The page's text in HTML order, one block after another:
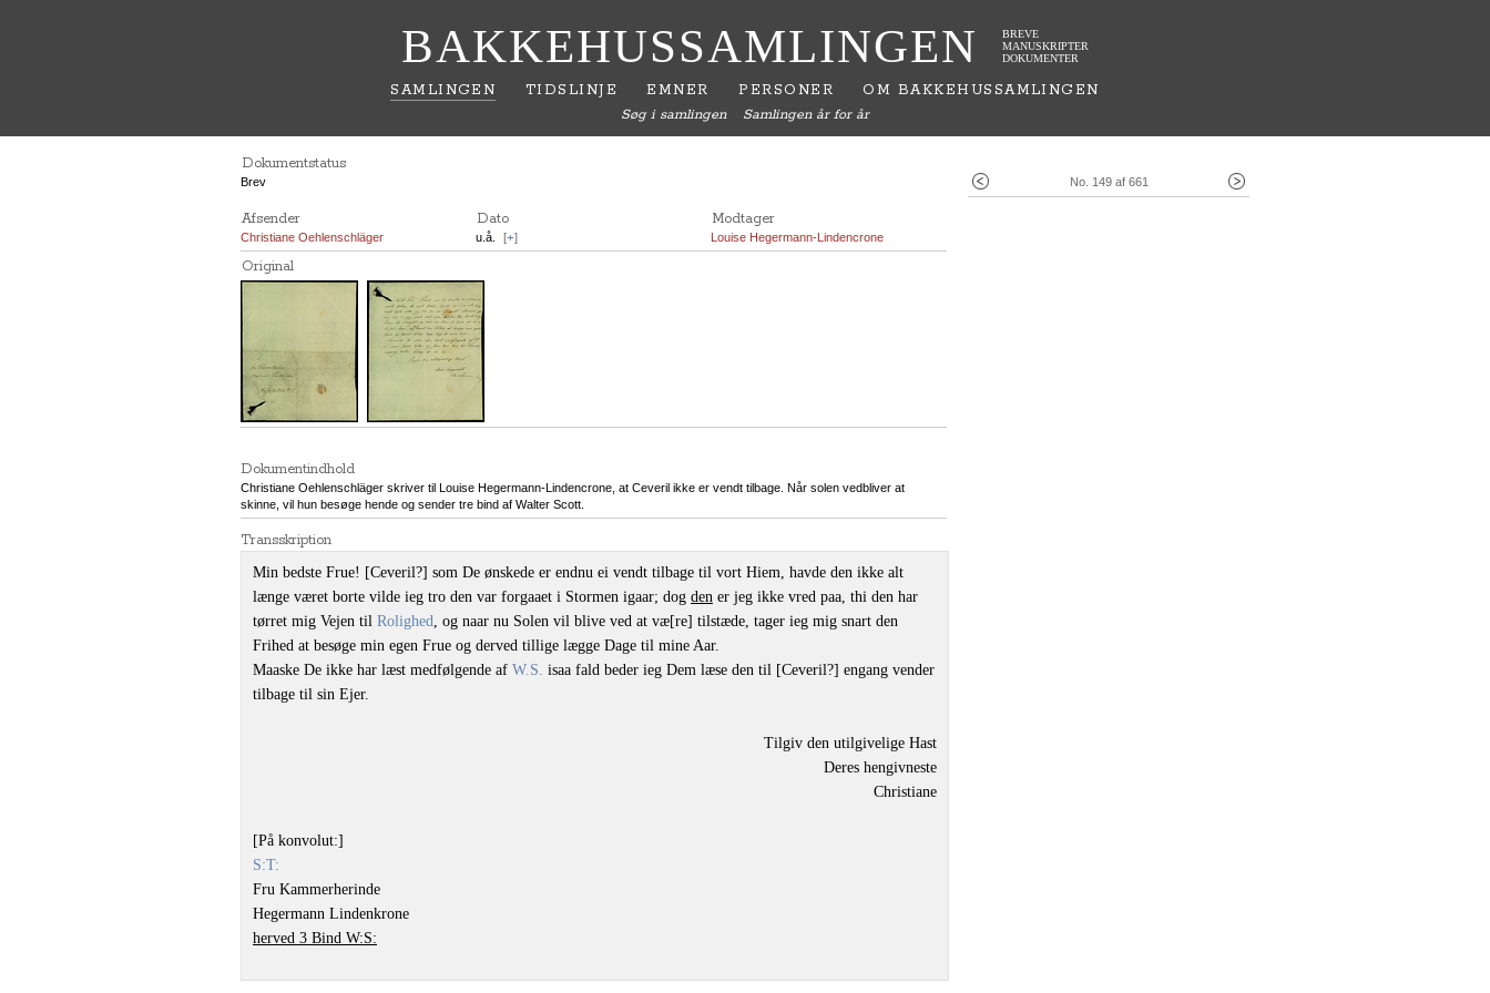
BAKKEHUSSAMLINGEN
BREVE
MANUSKRIPTER
DOKUMENTER
SAMLINGEN TIDSLINJE EMNER PERSONER OM BAKKEHUSSAMLINGEN
Søg i samlingen Samlingen år for år
No. 149 af 661
Dokumentstatus
Brev
Afsender Dato Modtager
Christiane Oehlenschläger u.å. [+] Louise Hegermann-Lindencrone
Original
Dokumentindhold
Christiane Oehlenschläger skriver til Louise Hegermann-Lindencrone, at Ceveril ikke er vendt tilbage. Når solen vedbliver at
skinne, vil hun besøge hende og sender tre bind af Walter Scott.
Transskription
Min bedste Frue! [Ceveril?] som De ønskede er endnu ei vendt tilbage til vort Hiem, havde den ikke alt
længe været borte vilde ieg tro den var forgaaet i Stormen igaar; dog den er jeg ikke vred paa, thi den har
tørret mig Vejen til Rolighed, og naar nu Solen vil blive ved at væ[re] tilstæde, tager ieg mig snart den
Frihed at besøge min egen Frue og derved tillige lægge Dage til mine Aar.
Maaske De ikke har læst medfølgende af W.S. isaa fald beder ieg Dem læse den til [Ceveril?] engang vender
tilbage til sin Ejer.
Tilgiv den utilgivelige Hast
Deres hengivneste
Christiane
[På konvolut:]
S:T:
Fru Kammerherinde
Hegermann Lindenkrone
herved 3 Bind W:S: